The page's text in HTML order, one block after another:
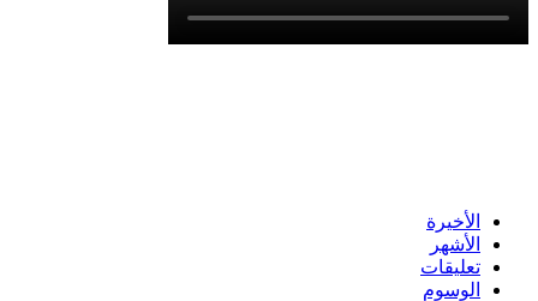
الأخيرة
الأشهر
تعليقات
الوسوم